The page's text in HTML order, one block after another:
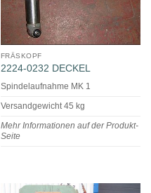
FRÄSKOPF
2224-0232 DECKEL
Spindelaufnahme MK 1
Versandgewicht 45 kg
Mehr Informationen auf der Produkt-
Seite